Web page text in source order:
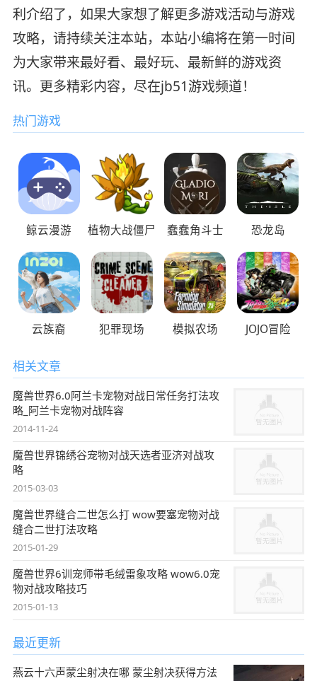
利介绍了，如果大家想了解更多游戏活动与游戏
攻略，请持续关注本站，本站小编将在第一时间
为大家带来最好看、最好玩、最新鲜的游戏资
讯。更多精彩内容，尽在jb51游戏频道！
热门游戏
鲸云漫游 植物大战僵尸 蠢蠢角斗士 恐龙岛
云族裔 犯罪现场 模拟农场 JOJO冒险
相关文章
魔兽世界6.0阿兰卡宠物对战日常任务打法攻
略_阿兰卡宠物对战阵容
2014-11-24
魔兽世界锦绣谷宠物对战天选者亚济对战攻
略
2015-03-03
魔兽世界缝合二世怎么打 wow要塞宠物对战
缝合二世打法攻略
2015-01-29
魔兽世界6训宠师带毛绒雷象攻略 wow6.0宠
物对战攻略技巧
2015-01-13
最近更新
燕云十六声蒙尘射决在哪 蒙尘射决获得方法